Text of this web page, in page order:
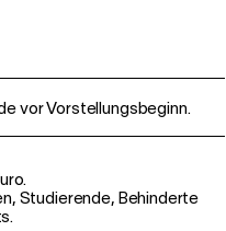
vor Vorstellungsbeginn.
Studierende, Behinderte